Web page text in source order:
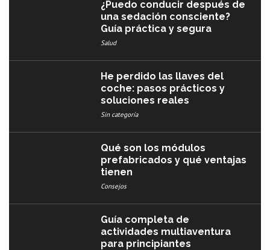
¿Puedo conducir después de
una sedación consciente?
Guía práctica y segura
Salud
He perdido las llaves del
coche: pasos prácticos y
soluciones reales
Sin categoría
Qué son los módulos
prefabricados y qué ventajas
tienen
Consejos
Guía completa de
actividades multiaventura
para principiantes